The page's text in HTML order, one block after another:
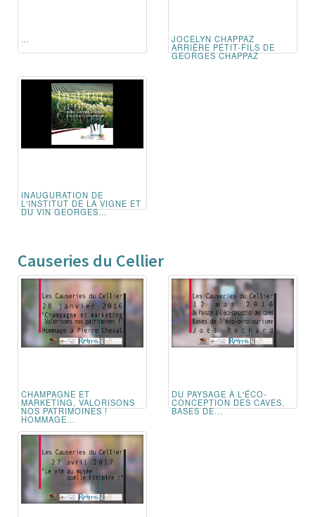
... JOCELYN CHAPPAZ
ARRIÈRE PETIT-FILS DE
GEORGES CHAPPAZ
INAUGURATION DE
L'INSTITUT DE LA VIGNE ET
DU VIN GEORGES...
Causeries du Cellier
CHAMPAGNE ET
MARKETING, VALORISONS
NOS PATRIMOINES !
HOMMAGE...
DU PAYSAGE À L'ÉCO-
CONCEPTION DES CAVES.
BASES DE...